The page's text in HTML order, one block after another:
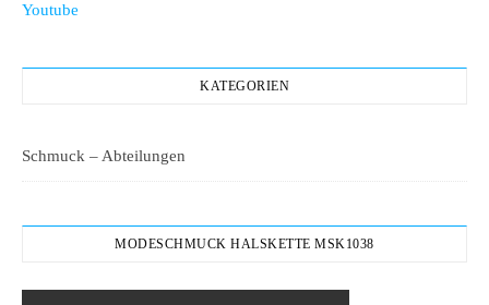
Youtube
KATEGORIEN
Schmuck – Abteilungen
MODESCHMUCK HALSKETTE MSK1038